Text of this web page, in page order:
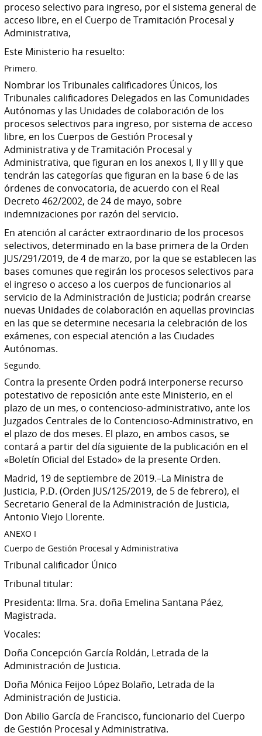
proceso selectivo para ingreso, por el sistema general de
acceso libre, en el Cuerpo de Tramitación Procesal y
Administrativa,
Este Ministerio ha resuelto:
Primero.
Nombrar los Tribunales calificadores Únicos, los
Tribunales calificadores Delegados en las Comunidades
Autónomas y las Unidades de colaboración de los
procesos selectivos para ingreso, por sistema de acceso
libre, en los Cuerpos de Gestión Procesal y
Administrativa y de Tramitación Procesal y
Administrativa, que figuran en los anexos I, II y III y que
tendrán las categorías que figuran en la base 6 de las
órdenes de convocatoria, de acuerdo con el Real
Decreto 462/2002, de 24 de mayo, sobre
indemnizaciones por razón del servicio.
En atención al carácter extraordinario de los procesos
selectivos, determinado en la base primera de la Orden
JUS/291/2019, de 4 de marzo, por la que se establecen las
bases comunes que regirán los procesos selectivos para
el ingreso o acceso a los cuerpos de funcionarios al
servicio de la Administración de Justicia; podrán crearse
nuevas Unidades de colaboración en aquellas provincias
en las que se determine necesaria la celebración de los
exámenes, con especial atención a las Ciudades
Autónomas.
Segundo.
Contra la presente Orden podrá interponerse recurso
potestativo de reposición ante este Ministerio, en el
plazo de un mes, o contencioso-administrativo, ante los
Juzgados Centrales de lo Contencioso-Administrativo, en
el plazo de dos meses. El plazo, en ambos casos, se
contará a partir del día siguiente de la publicación en el
«Boletín Oficial del Estado» de la presente Orden.
Madrid, 19 de septiembre de 2019.–La Ministra de
Justicia, P.D. (Orden JUS/125/2019, de 5 de febrero), el
Secretario General de la Administración de Justicia,
Antonio Viejo Llorente.
ANEXO I
Cuerpo de Gestión Procesal y Administrativa
Tribunal calificador Único
Tribunal titular:
Presidenta: Ilma. Sra. doña Emelina Santana Páez,
Magistrada.
Vocales:
Doña Concepción García Roldán, Letrada de la
Administración de Justicia.
Doña Mónica Feijoo López Bolaño, Letrada de la
Administración de Justicia.
Don Abilio García de Francisco, funcionario del Cuerpo
de Gestión Procesal y Administrativa.